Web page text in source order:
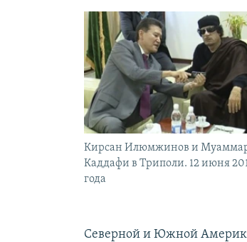
Кирсан Илюмжинов и
Каддафи в Триполи. 12 июня
года
Северной и Южной Америк,